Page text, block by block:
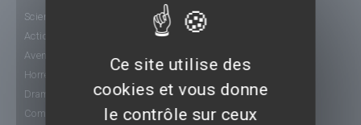
Science-Fiction
Action
Aventure
Horreur
Drame
Comédie
Ce site utilise des
cookies et vous donne
le contrôle sur ceux